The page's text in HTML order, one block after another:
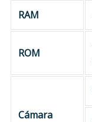
RAM
ROM
Cámara